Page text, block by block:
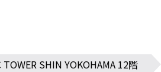
TOWER SHIN YOKOHAMA 12階